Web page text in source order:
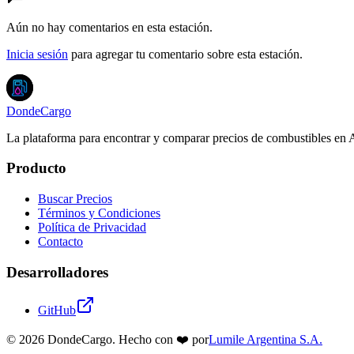
Aún no hay comentarios en esta estación.
Inicia sesión para agregar tu comentario sobre esta estación.
DondeCargo
La plataforma para encontrar y comparar precios de combustibles en
Producto
Buscar Precios
Términos y Condiciones
Política de Privacidad
Contacto
Desarrolladores
GitHub
© 2026 DondeCargo. Hecho con ❤️ porLumile Argentina S.A.